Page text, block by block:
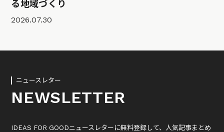
る地域づくり
2026.07.30
ニュースレター
NEWSLETTER
IDEAS FOR GOODニュースレターに無料登録して、人気記事まとめ